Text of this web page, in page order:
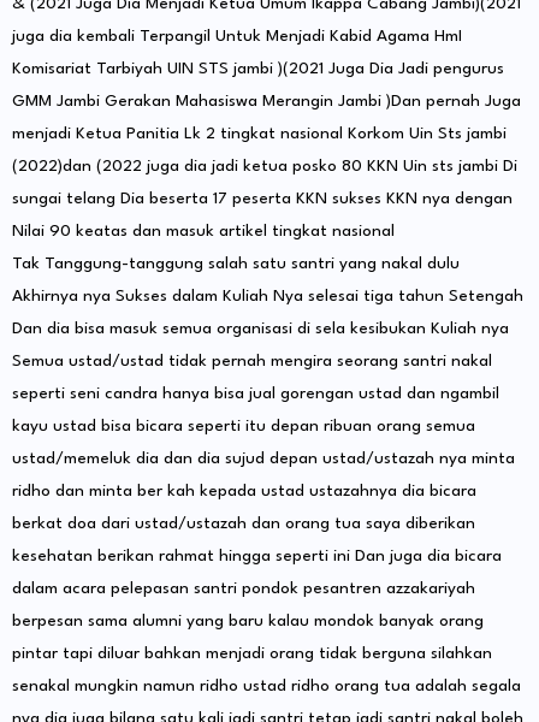
juga dia kembali Terpangil Untuk Menjadi Kabid Agama HmI
Komisariat Tarbiyah UIN STS jambi )(2021 Juga Dia Jadi pengurus
GMM Jambi Gerakan Mahasiswa Merangin Jambi )Dan pernah Juga
menjadi Ketua Panitia Lk 2 tingkat nasional Korkom Uin Sts jambi
(2022)dan (2022 juga dia jadi ketua posko 80 KKN Uin sts jambi Di
sungai telang Dia beserta 17 peserta KKN sukses KKN nya dengan
Nilai 90 keatas dan masuk artikel tingkat nasional
Tak Tanggung-tanggung salah satu santri yang nakal dulu
Akhirnya nya Sukses dalam Kuliah Nya selesai tiga tahun Setengah
Dan dia bisa masuk semua organisasi di sela kesibukan Kuliah nya
Semua ustad/ustad tidak pernah mengira seorang santri nakal
seperti seni candra hanya bisa jual gorengan ustad dan ngambil
kayu ustad bisa bicara seperti itu depan ribuan orang semua
ustad/memeluk dia dan dia sujud depan ustad/ustazah nya minta
ridho dan minta ber kah kepada ustad ustazahnya dia bicara
berkat doa dari ustad/ustazah dan orang tua saya diberikan
kesehatan berikan rahmat hingga seperti ini Dan juga dia bicara
dalam acara pelepasan santri pondok pesantren azzakariyah
berpesan sama alumni yang baru kalau mondok banyak orang
pintar tapi diluar bahkan menjadi orang tidak berguna silahkan
senakal mungkin namun ridho ustad ridho orang tua adalah segala
nya dia juga bilang satu kali jadi santri tetap jadi santri nakal boleh